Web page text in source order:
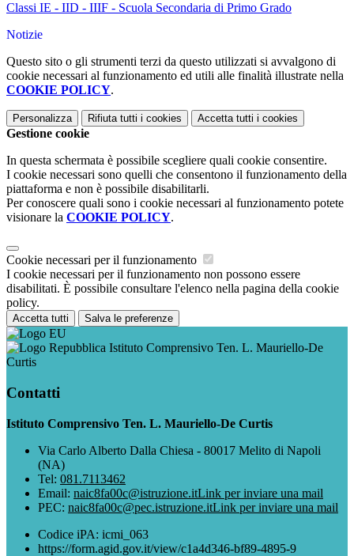
Classi IE - IID - IIIF - Scuola Secondaria di Primo Grado
Notizie
Questo sito o gli strumenti terzi da questo utilizzati si avvalgono di
cookie necessari al funzionamento ed utili alle finalità illustrate nella
COOKIE POLICY.
Personalizza Rifiuta tutti i cookies Accetta tutti i cookies
Gestione cookie
In questa schermata è possibile scegliere quali cookie consentire.
I cookie necessari sono quelli che consentono il funzionamento della
piattaforma e non è possibile disabilitarli.
Per conoscere quali sono i cookie necessari al funzionamento potete
visionare la COOKIE POLICY.
Cookie necessari per il funzionamento
I cookie necessari per il funzionamento non possono essere
disabilitati. È possibile consultare l'elenco nella pagina della cookie
policy.
Accetta tutti Salva le preferenze
Istituto Comprensivo Ten. L. Mauriello-De
Curtis
Contatti
Istituto Comprensivo Ten. L. Mauriello-De Curtis
Via Carlo Alberto Dalla Chiesa - 80017 Melito di Napoli
(NA)
Tel: 081.7113462
Email: naic8fa00c@istruzione.itLink per inviare una mail
PEC: naic8fa00c@pec.istruzione.itLink per inviare una mail
Codice iPA: icmi_063
https://form.agid.gov.it/view/c1a4d346-bf89-4895-9